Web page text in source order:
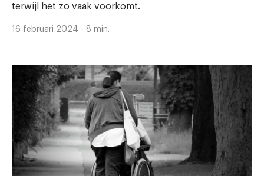
terwijl het zo vaak voorkomt.
16 februari 2024 - 8 min.